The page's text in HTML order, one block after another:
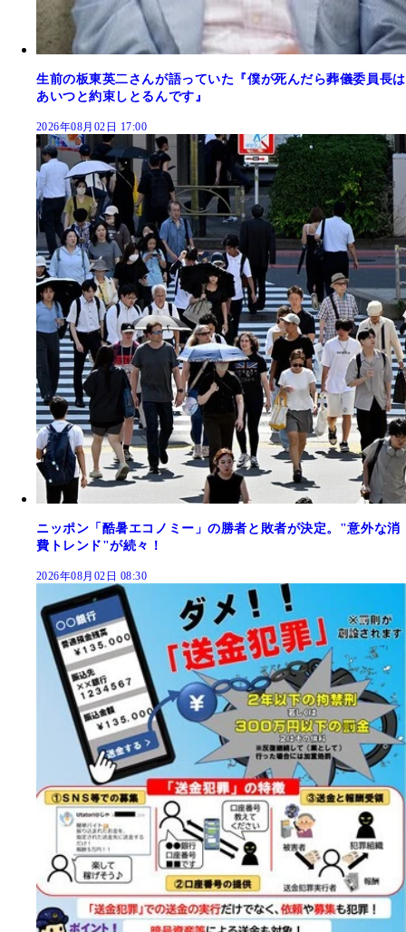
生前の板東英二さんが語っていた『僕が死んだら葬儀委員長は
あいつと約束しとるんです』
2026年08月02日 17:00
ニッポン「酷暑エコノミー」の勝者と敗者が決定。"意外な消
費トレンド"が続々！
2026年08月02日 08:30